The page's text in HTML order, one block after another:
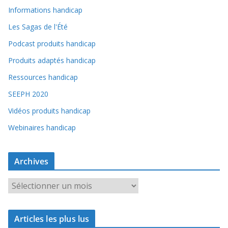
Informations handicap
Les Sagas de l'Été
Podcast produits handicap
Produits adaptés handicap
Ressources handicap
SEEPH 2020
Vidéos produits handicap
Webinaires handicap
Archives
r
c
Articles les plus lus